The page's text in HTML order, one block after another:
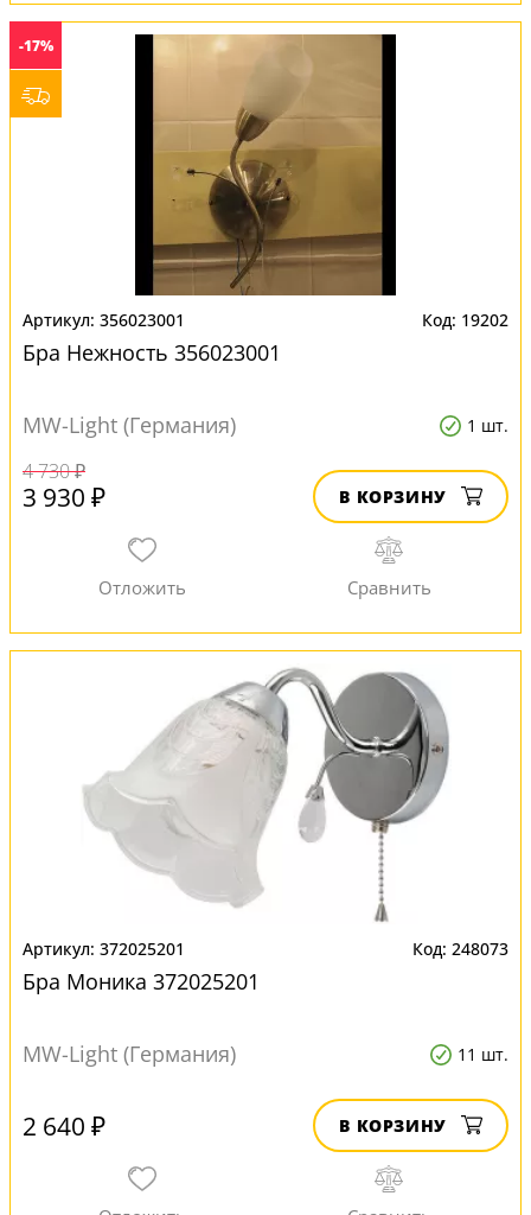
-17%
356023001 19202
Бра Нежность 356023001
MW-Light (Германия) 1 шт.
4 730 ₽
3 930 ₽ В КОРЗИНУ
372025201 248073
Бра Моника 372025201
MW-Light (Германия) 11 шт.
2 640 ₽ В КОРЗИНУ